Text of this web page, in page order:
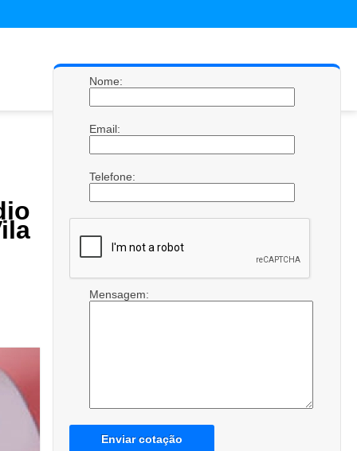
Nome:
Email:
Telefone:
Mensagem:
Enviar cotação